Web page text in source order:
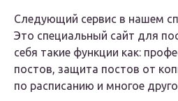
Следующий сервис в нашем
Это специальный сайт для
себя такие функции как:
постов, защита постов от
по расписанию и многое